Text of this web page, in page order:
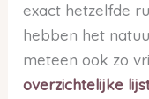
exact hetzelfde
hebben het
meteen ook zo
overzichtelijke